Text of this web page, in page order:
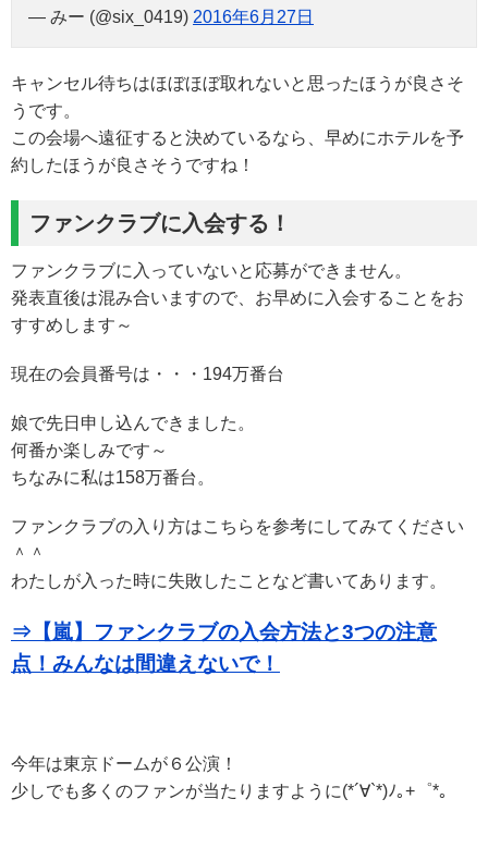
— みー (@six_0419) 2016年6月27日
キャンセル待ちはほぼほぼ取れないと思ったほうが良さそ
うです。
この会場へ遠征すると決めているなら、早めにホテルを予
約したほうが良さそうですね！
ファンクラブに入会する！
ファンクラブに入っていないと応募ができません。
発表直後は混み合いますので、お早めに入会することをお
すすめします～
現在の会員番号は・・・194万番台
娘で先日申し込んできました。
何番か楽しみです～
ちなみに私は158万番台。
ファンクラブの入り方はこちらを参考にしてみてください
＾＾
わたしが入った時に失敗したことなど書いてあります。
⇒【嵐】ファンクラブの入会方法と3つの注意
点！みんなは間違えないで！
今年は東京ドームが６公演！
少しでも多くのファンが当たりますように(*´∀`*)ﾉ｡+゜*｡